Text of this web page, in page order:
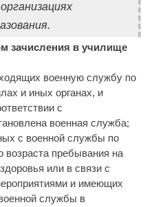
зачисления в училище
военную службу по
и иных органах, и
с
военная служба;
с военной службы по
возраста пребывания на
или в связи с
и имеющих
службы в